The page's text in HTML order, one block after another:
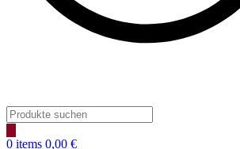
Products
search
0 items 0,00 €